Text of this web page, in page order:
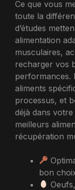
Ce que vous
toute la
d’études
alimentation
musculaires,
recharger vos
performances.
aliments
processus, et
déjà dans
meilleurs
récupération
bon